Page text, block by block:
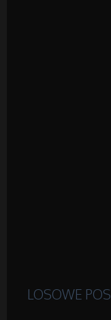
LOSOWE